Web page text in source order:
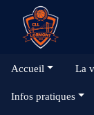
Accueil La
Infos pratiques
Panneau de gestion